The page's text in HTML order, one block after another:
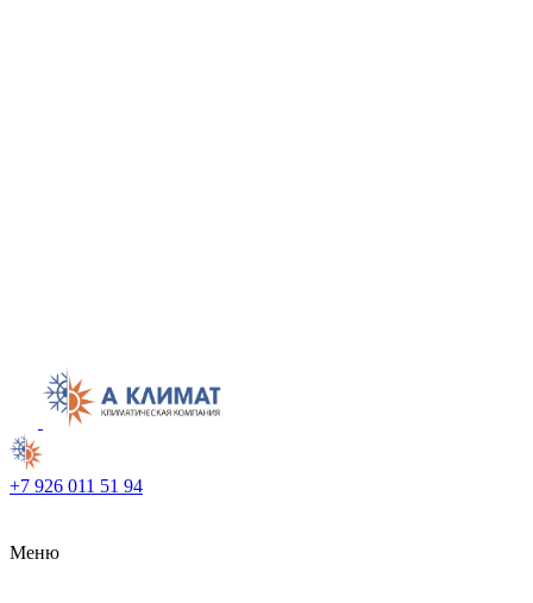
+7 926 011 51 94
Меню